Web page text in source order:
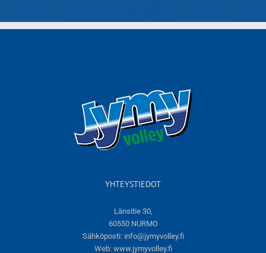
YHTEYSTIEDOT
Länsitie 30,
60550 NURMO
Sähköposti: info@jymyvolley.fi
Web: www.jymyvolley.fi